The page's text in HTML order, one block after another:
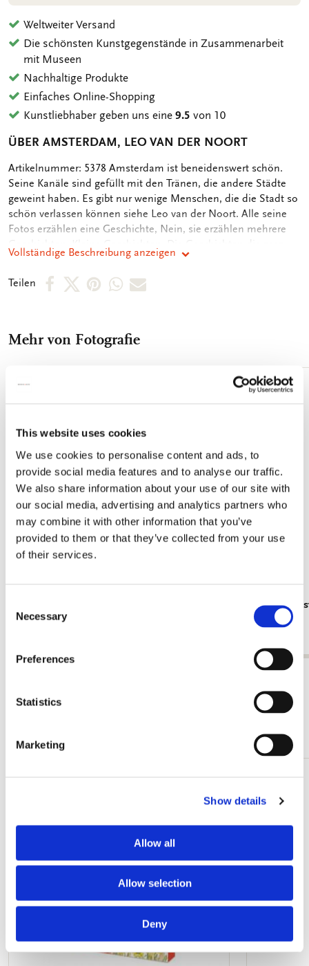
This website uses cookies
We use cookies to personalise content and ads, to
provide social media features and to analyse our traffic.
We also share information about your use of our site with
our social media, advertising and analytics partners who
may combine it with other information that you’ve
provided to them or that they’ve collected from your use
of their services.
Selection
Necessary
Preferences
Statistics
Marketing
Show details
Allow all
Allow selection
Deny
Weltweiter Versand
Die schönsten Kunstgegenstände in Zusammenarbeit
mit Museen
Nachhaltige Produkte
Einfaches Online-Shopping
Kunstliebhaber geben uns eine9.5 von 10
ÜBER AMSTERDAM, LEO VAN DER NOORT
OMSCHRIJVING
Artikelnummer: 5378 Amsterdam ist beneidenswert schön.
Seine Kanäle sind gefüllt mit den Tränen, die andere Städte
geweint haben. Es gibt nur wenige Menschen, die die Stadt so
schön verlassen können siehe Leo van der Noort. Alle seine
Fotos erzählen eine Geschichte, Nein, sie erzählen mehrere
Geschichten. Kleine Geschichten. Die Geschichten die man
vergisst, weil sie nie aufgezeichnet werden. Viele Fotografen
auf der Suche nach etwas Großem. Etwas Überzeugendes. Van
der Noort Ich suche nur nach den Sommersprossen der Stadt.
die Touristen schauen ihn an. Ihr Aussehen sind so
schmutzig, dass der Mülltonnenbeobachter bei weitem der
aber er hat es viel mehr als diese Touristen. Er hat Amsterdam.
Autor: Leo van der Noort Illustriert: Schwarz-Weiß-Fotografie
ISBN: 978 906109 5378
Vollständige Beschreibung anzeigen
Teilen
Per Per Per PerPer
Mehr von Fotografie
Gijzel
Plakat:
Gijzel
Andere Kunden haben sich auch angesehen
Wunschliste